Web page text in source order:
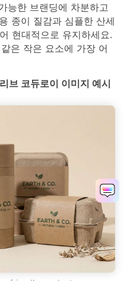
능한 브랜딩에 차분하고
종이 질감과 심플한 산세
현대적으로 유지하세요.
은 작은 요소에 가장 어
브 코듀로이 이미지 예시